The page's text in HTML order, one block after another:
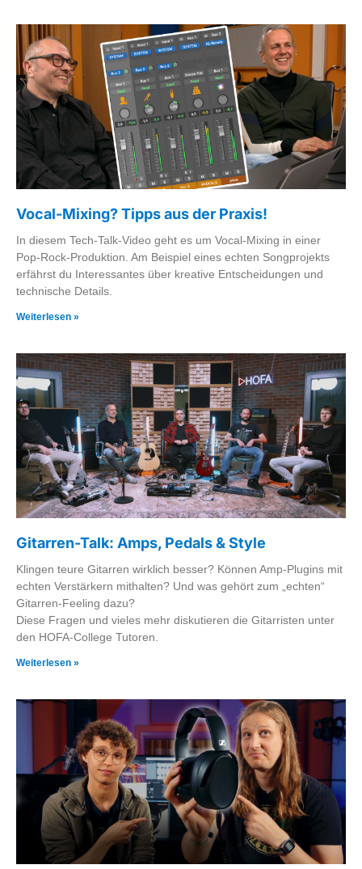
Vocal-Mixing? Tipps aus der Praxis!
In diesem Tech-Talk-Video geht es um Vocal-Mixing in einer
Pop-Rock-Produktion. Am Beispiel eines echten Songprojekts
erfährst du Interessantes über kreative Entscheidungen und
technische Details.
Weiterlesen »
Gitarren-Talk: Amps, Pedals & Style
Klingen teure Gitarren wirklich besser? Können Amp-Plugins mit
echten Verstärkern mithalten? Und was gehört zum „echten“
Gitarren-Feeling dazu?
Diese Fragen und vieles mehr diskutieren die Gitarristen unter
den HOFA-College Tutoren.
Weiterlesen »